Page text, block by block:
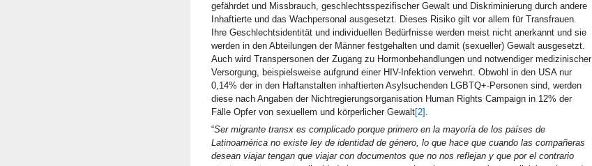
gefährdet und Missbrauch, geschlechtsspezifischer Gewalt und Diskriminierung durch andere
Inhaftierte und das Wachpersonal ausgesetzt. Dieses Risiko gilt vor allem für Transfrauen.
Ihre Geschlechtsidentität und individuellen Bedürfnisse werden meist nicht anerkannt und sie
werden in den Abteilungen der Männer festgehalten und damit (sexueller) Gewalt ausgesetzt.
Auch wird Transpersonen der Zugang zu Hormonbehandlungen und notwendiger medizinischer
Versorgung, beispielsweise aufgrund einer HIV-Infektion verwehrt. Obwohl in den USA nur
0,14% der in den Haftanstalten inhaftierten Asylsuchenden LGBTQ+-Personen sind, werden
diese nach Angaben der Nichtregierungsorganisation Human Rights Campaign in 12% der
Fälle Opfer von sexuellem und körperlicher Gewalt[2] .
“Ser migrante transx es complicado porque primero en la mayoría de los países de
Latinoamérica no existe ley de identidad de género, lo que hace que cuando las compañeras
desean viajar tengan que viajar con documentos que no nos reflejan y que por el contrario